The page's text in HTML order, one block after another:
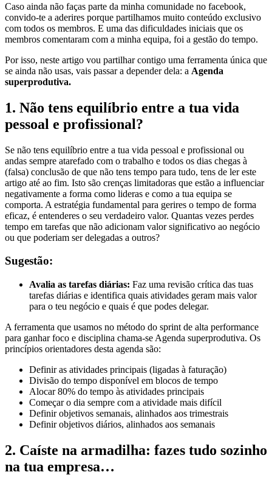
Caso ainda não faças parte da minha comunidade no facebook,
convido-te a aderires porque partilhamos muito conteúdo exclusivo
com todos os membros. E uma das dificuldades iniciais que os
membros comentaram com a minha equipa, foi a gestão do tempo.
Por isso, neste artigo vou partilhar contigo uma ferramenta única que
se ainda não usas, vais passar a depender dela: a Agenda
superprodutiva.
1. Não tens equilíbrio entre a tua vida
pessoal e profissional?
Se não tens equilíbrio entre a tua vida pessoal e profissional ou
andas sempre atarefado com o trabalho e todos os dias chegas à
(falsa) conclusão de que não tens tempo para tudo, tens de ler este
artigo até ao fim. Isto são crenças limitadoras que estão a influenciar
negativamente a forma como lideras e como a tua equipa se
comporta. A estratégia fundamental para gerires o tempo de forma
eficaz, é entenderes o seu verdadeiro valor. Quantas vezes perdes
tempo em tarefas que não adicionam valor significativo ao negócio
ou que poderiam ser delegadas a outros?
Sugestão:
Avalia as tarefas diárias: Faz uma revisão crítica das tuas
tarefas diárias e identifica quais atividades geram mais valor
para o teu negócio e quais é que podes delegar.
A ferramenta que usamos no método do sprint de alta performance
para ganhar foco e disciplina chama-se Agenda superprodutiva. Os
princípios orientadores desta agenda são:
Definir as atividades principais (ligadas à faturação)
Divisão do tempo disponível em blocos de tempo
Alocar 80% do tempo às atividades principais
Começar o dia sempre com a atividade mais difícil
Definir objetivos semanais, alinhados aos trimestrais
Definir objetivos diários, alinhados aos semanais
2. Caíste na armadilha: fazes tudo sozinho
na tua empresa…